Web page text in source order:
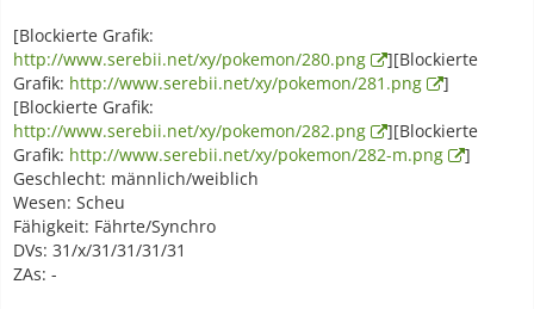
[Blockierte Grafik:
http://www.serebii.net/xy/pokemon/280.png
][Blockierte
Grafik: http://www.serebii.net/xy/pokemon/281.png
]
[Blockierte Grafik:
http://www.serebii.net/xy/pokemon/282.png
][Blockierte
Grafik: http://www.serebii.net/xy/pokemon/282-m.png
]
Geschlecht: männlich/weiblich
Wesen: Scheu
Fähigkeit: Fährte/Synchro
DVs: 31/x/31/31/31/31
ZAs: -